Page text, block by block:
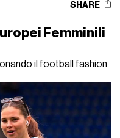
SHARE
Femminili
il football fashion